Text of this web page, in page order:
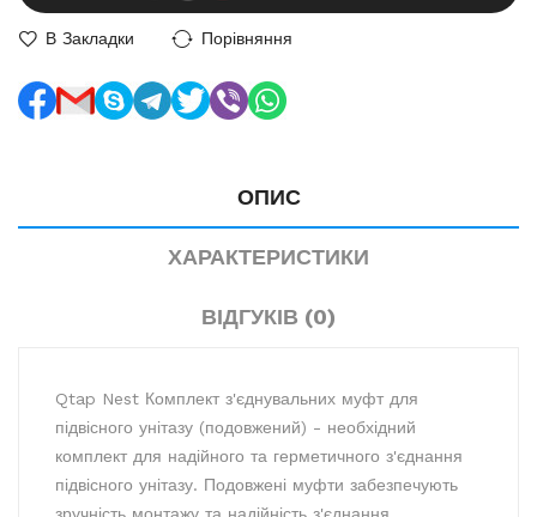
В Закладки Порівняння
ОПИС
ХАРАКТЕРИСТИКИ
ВІДГУКІВ (0)
Qtap Nest Комплект з'єднувальних муфт для
підвісного унітазу (подовжений) - необхідний
комплект для надійного та герметичного з'єднання
підвісного унітазу. Подовжені муфти забезпечують